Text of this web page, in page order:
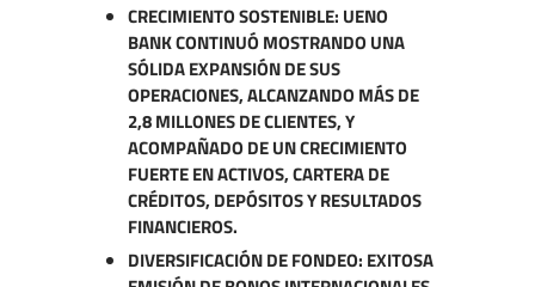
CRECIMIENTO SOSTENIBLE: UENO
BANK CONTINUÓ MOSTRANDO UNA
SÓLIDA EXPANSIÓN DE SUS
OPERACIONES, ALCANZANDO MÁS DE
2,8 MILLONES DE CLIENTES, Y
ACOMPAÑADO DE UN CRECIMIENTO
FUERTE EN ACTIVOS, CARTERA DE
CRÉDITOS, DEPÓSITOS Y RESULTADOS
FINANCIEROS.
DIVERSIFICACIÓN DE FONDEO: EXITOSA